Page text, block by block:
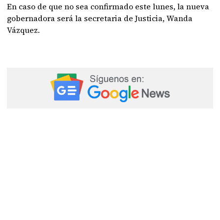
En caso de que no sea confirmado este lunes, la nueva
gobernadora será la secretaria de Justicia, Wanda
Vázquez.